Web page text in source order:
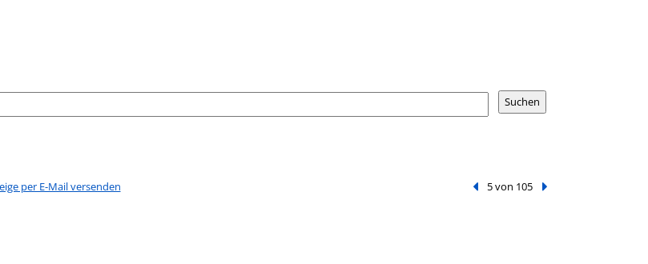
per E-Mail versenden Vorheriger Treffer
5 von 105 Nächster Treffer